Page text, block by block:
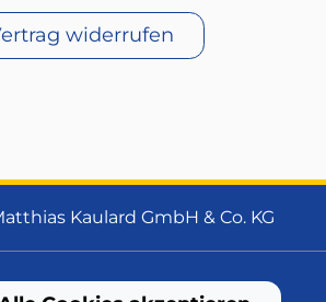
widerrufen
Kaulard GmbH & Co. KG